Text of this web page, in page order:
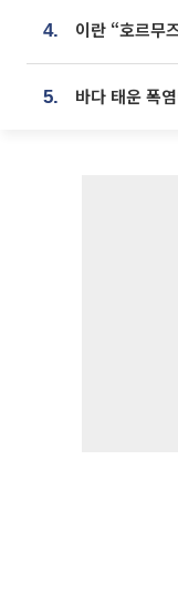
4.
5. 바다 태운 폭